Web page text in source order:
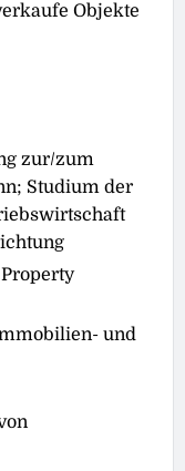
Objekte
zur/zum
Studium der
und